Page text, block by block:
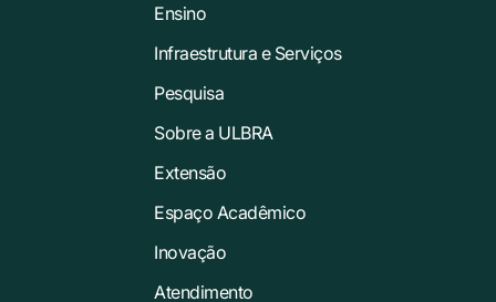
Ensino
Infraestrutura e Serviços
Pesquisa
Sobre a ULBRA
Extensão
Espaço Acadêmico
Inovação
Atendimento